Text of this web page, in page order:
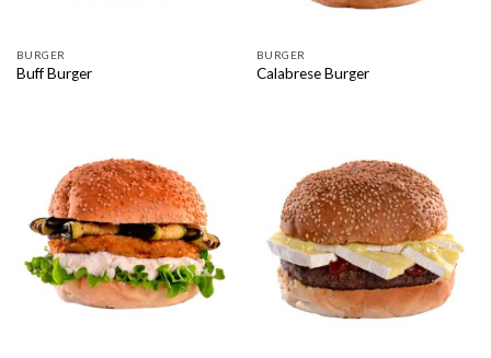
BURGER
Buff Burger
BURGER
Calabrese Burger